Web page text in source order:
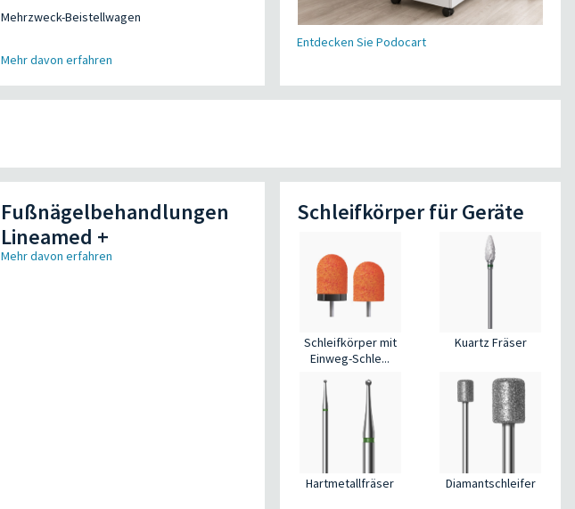
Mehrzweck-Beistellwagen
Mehr davon erfahren
Entdecken Sie Podocart
Fußnägelbehandlungen
Lineamed +
Mehr davon erfahren
Schleifkörper für Geräte
Schleifkörper mit
Einweg-Schle...
Kuartz Fräser
Hartmetallfräser Diamantschleifer